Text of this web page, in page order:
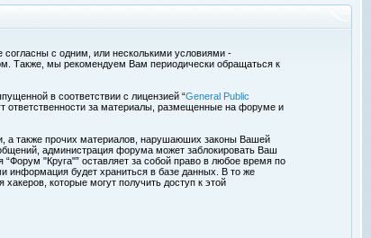
с одним, или несколькими условиями -
Также, мы рекомендуем Вам периодически обращаться к
в соответствии с лицензией “General Public
ответственности за материалы, размещенные на форуме и
а также прочих материалов, нарушаюших законы Вашей
администрация форума может заблокировать Ваш
"Круга"” оставляет за собой право в любое время по
информация будет храниться в базе данных. В то же
которые могут получить доступ к этой